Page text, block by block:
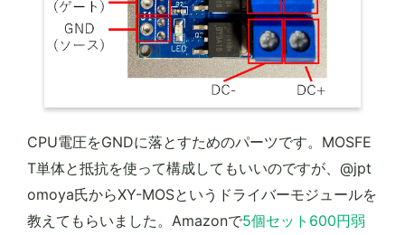
CPU電圧をGNDに落とすためのパーツです。MOSFE
T単体と抵抗を使って構成してもいいのですが、@jpt
omoya氏からXY-MOSというドライバーモジュールを
教えてもらいました。Amazonで5個セット600円弱